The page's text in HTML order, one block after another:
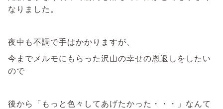
なりました。
夜中も不調で手はかかりますが、
今までメルモにもらった沢山の幸せの恩返しをしたい
ので
後から「もっと色々してあげたかった・・・」なんて